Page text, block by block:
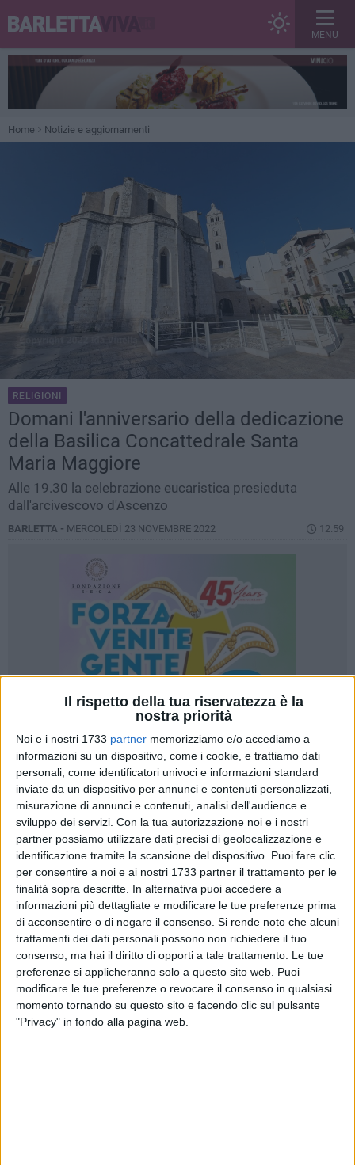
Il rispetto della tua riservatezza è la
nostra priorità
Noi e i nostri 1733 partner memorizziamo e/o accediamo a
informazioni su un dispositivo, come i cookie, e trattiamo dati
personali, come identificatori univoci e informazioni standard
inviate da un dispositivo per annunci e contenuti personalizzati,
misurazione di annunci e contenuti, analisi dell'audience e
sviluppo dei servizi. Con la tua autorizzazione noi e i nostri
partner possiamo utilizzare dati precisi di geolocalizzazione e
identificazione tramite la scansione del dispositivo. Puoi fare clic
per consentire a noi e ai nostri 1733 partner il trattamento per le
finalità sopra descritte. In alternativa puoi accedere a
informazioni più dettagliate e modificare le tue preferenze prima
di acconsentire o di negare il consenso. Si rende noto che alcuni
trattamenti dei dati personali possono non richiedere il tuo
consenso, ma hai il diritto di opporti a tale trattamento. Le tue
preferenze si applicheranno solo a questo sito web. Puoi
modificare le tue preferenze o revocare il consenso in qualsiasi
momento tornando su questo sito e facendo clic sul pulsante
"Privacy" in fondo alla pagina web.
MENU
Home Notizie e aggiornamenti
RELIGIONI
Domani l'anniversario della dedicazione
della Basilica Concattedrale Santa
Maria Maggiore
Alle 19.30 la celebrazione eucaristica presieduta
dall'arcivescovo d'Ascenzo
BARLETTA - MERCOLEDÌ 23 NOVEMBRE 2022 12.59
31
In occasione dell'anniversario della dedicazione della
Basilica ConcattedraleSanta Maria Maggiore di Barletta
, si
terrà domani, alle19:30, la celebrazione eucaristica
presieduta dall'arcivescovo della diocesi di Trani, Barletta e
Bisceglie, mons. Leonardo d'Ascenzo .
Lo annunciadon Francesco Fruscio, arciprete della
Concattedrale di Barletta.
Un'iniziativa in affiliazione con la